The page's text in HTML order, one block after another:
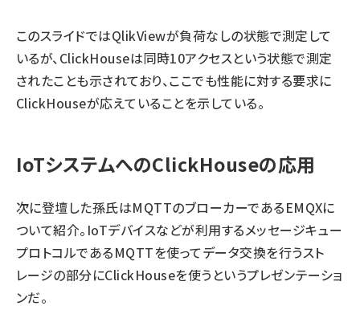
このスライドではQlikViewが負荷なしの状態で測定して
いるが、ClickHouseは同時10アクセスという状態で測定
されたことも示されており、ここでも性能に対する要求に
ClickHouseが応えていることを示している。
IoTシステムへのClickHouseの応用
次に登壇した孫氏はMQTTのブローカーであるEMQXに
ついて紹介。IoTデバイスなどが利用するメッセージキュー
プロトコルであるMQTTを使ってデータ交換を行うスト
レージの部分にClickHouseを使うというプレゼンテーショ
ンだ。